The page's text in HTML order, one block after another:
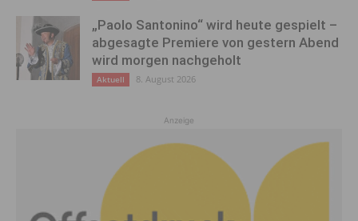
„Paolo Santonino“ wird heute gespielt –
abgesagte Premiere von gestern Abend
wird morgen nachgeholt
Aktuell 8. August 2026
Anzeige